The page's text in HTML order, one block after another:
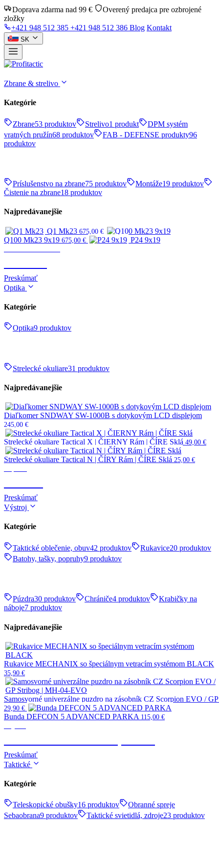
Doprava zdarma nad 99 €
Overený predajca pre ozbrojené
zložky
+421 948 512 385 +421 948 512 386 Blog Kontakt
SK
Zbrane & strelivo
Kategórie
Zbrane53 produktov Strelivo1 produkt
DPM systém
vratných pružín68 produktov FAB - DEFENSE produkty96
produktov
Príslušenstvo na zbrane75 produktov Montáže19 produktov
Čistenie na zbrane18 produktov
Najpredávanejšie
Q1 Mk23 675,00 €
Q100 Mk23 9x19 675,00 €
P24 9x19
Preskúmať
Optika
Kategórie
Optika9 produktov
Strelecké okuliare31 produktov
Najpredávanejšie
Diaľkomer SNDWAY SW-1000B s dotykovým LCD displejom
245,00 €
Strelecké okuliare Tactical X | ČIERNY Rám | ČÍRE Sklá 49,00 €
Strelecké okuliare Tactical N | ČÍRY Rám | ČÍRE Sklá 25,00 €
Preskúmať
Výstroj
Kategórie
Taktické oblečenie, obuv42 produktov Rukavice20 produktov
Batohy, tašky, popruhy9 produktov
Púzdra30 produktov Chrániče4 produktov
Krabičky na
náboje7 produktov
Najpredávanejšie
Rukavice MECHANIX so špeciálnym vetracím systémom BLACK
35,90 €
Samosvorné univerzálne puzdro na zásobník CZ Scorpion EVO /
29,90 €
Bunda DEFCON 5 ADVANCED PARKA 115,00 €
Preskúmať
Taktické
Kategórie
Teleskopické obušky16 produktov
Obranné spreje
Sebaobrana9 produktov Taktické svietidlá, zdroje23 produktov